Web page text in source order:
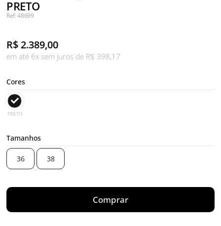
PRETO
Ref: 48699
R$2.389,00
em até 6x sem juros de R$ 398,17
Cores
PRETO
Tamanhos
36 38
Comprar